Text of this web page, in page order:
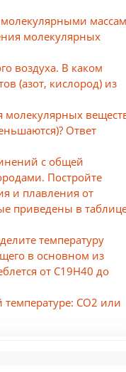
молекулярных
воздуха. В каком
(азот, кислород) из
молекулярных
Ответ
с общей
Постройте
и плавления от
приведены в
температуру
в основном из
от С19Н40 до
СO2 или